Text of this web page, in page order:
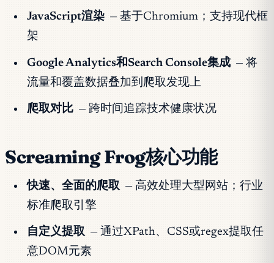
JavaScript渲染 — 基于Chromium；支持现代框
架
Google Analytics和Search Console集成 — 将
流量和覆盖数据叠加到爬取发现上
爬取对比 — 跨时间追踪技术健康状况
Screaming Frog核心功能
快速、全面的爬取 — 高效处理大型网站；行业
标准爬取引擎
自定义提取 — 通过XPath、CSS或regex提取任
意DOM元素